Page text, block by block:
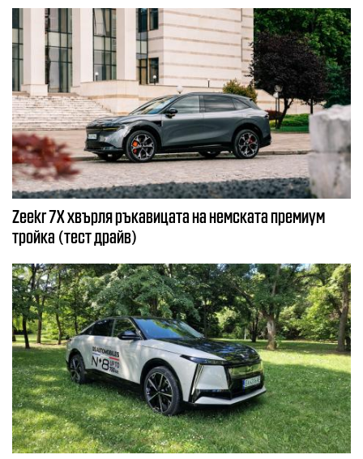
Zeekr 7X хвърля ръкавицата на немската премиум
тройка (тест драйв)